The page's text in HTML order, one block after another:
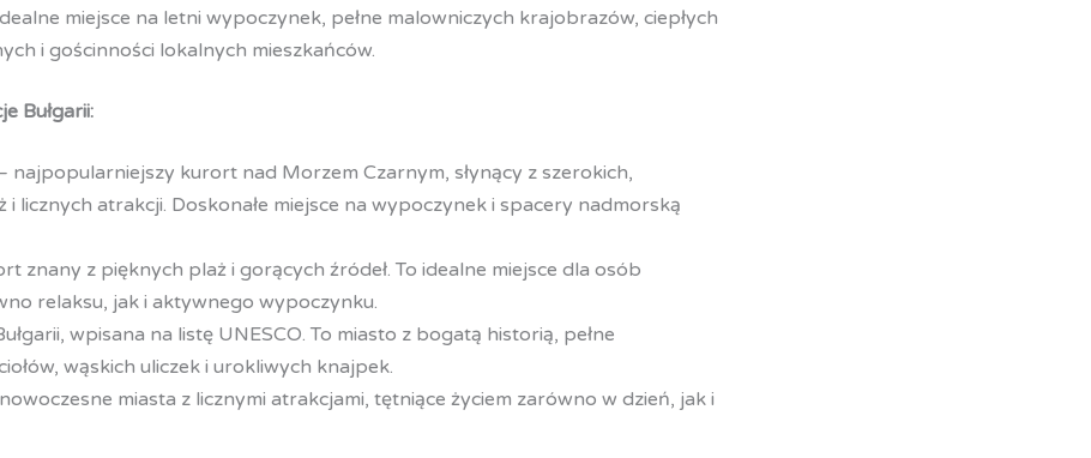
miejsce na letni wypoczynek, pełne malowniczych krajobrazów, ciepłych
i gościnności lokalnych mieszkańców.
Bułgarii:
najpopularniejszy kurort nad Morzem Czarnym, słynący z szerokich,
i licznych atrakcji. Doskonałe miejsce na wypoczynek i spacery nadmorską
znany z pięknych plaż i gorących źródeł. To idealne miejsce dla osób
relaksu, jak i aktywnego wypoczynku.
wpisana na listę UNESCO. To miasto z bogatą historią, pełne
wąskich uliczek i urokliwych knajpek.
miasta z licznymi atrakcjami, tętniące życiem zarówno w dzień, jak i